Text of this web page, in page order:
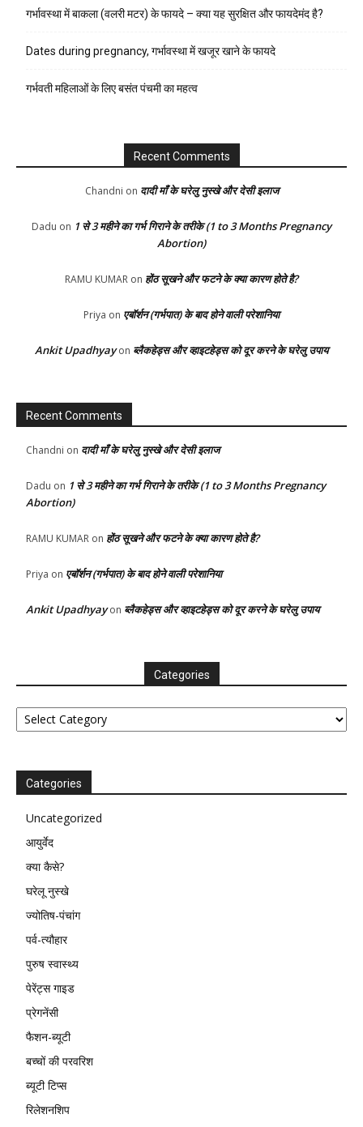
गर्भावस्था में बाकला (वलरी मटर) के फायदे – क्या यह सुरक्षित और फायदेमंद है?
Dates during pregnancy, गर्भावस्था में खजूर खाने के फायदे
गर्भवती महिलाओं के लिए बसंत पंचमी का महत्व
Recent Comments
Chandni on दादी माँ के घरेलु नुस्खे और देसी इलाज
Dadu on 1 से 3 महीने का गर्भ गिराने के तरीके (1 to 3 Months Pregnancy
Abortion)
RAMU KUMAR on होंठ सूखने और फटने के क्या कारण होते है?
Priya on एबॉर्शन (गर्भपात) के बाद होने वाली परेशानिया
Ankit Upadhyayon ब्लैकहेड्स और व्हाइटहेड्स को दूर करने के घरेलु उपाय
Recent Comments
Chandni on दादी माँ के घरेलु नुस्खे और देसी इलाज
Dadu on 1 से 3 महीने का गर्भ गिराने के तरीके (1 to 3 Months Pregnancy
Abortion)
RAMU KUMAR on होंठ सूखने और फटने के क्या कारण होते है?
Priya on एबॉर्शन (गर्भपात) के बाद होने वाली परेशानिया
Ankit Upadhyayon ब्लैकहेड्स और व्हाइटहेड्स को दूर करने के घरेलु उपाय
Categories
Categories
Categories
Uncategorized
आयुर्वेद
क्या कैसे?
घरेलू नुस्खे
ज्योतिष-पंचांग
पर्व-त्यौहार
पुरुष स्वास्थ्य
पेरेंट्स गाइड
प्रेगनेंसी
फैशन-ब्यूटी
बच्चों की परवरिश
ब्यूटी टिप्स
रिलेशनशिप